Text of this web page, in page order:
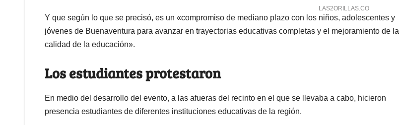
Y que según lo que se precisó, es un «compromiso de mediano plazo con los niños, adolescentes y
jóvenes de Buenaventura para avanzar en trayectorias educativas completas y el mejoramiento de la
calidad de la educación».
Los estudiantes protestaron
En medio del desarrollo del evento, a las afueras del recinto en el que se llevaba a cabo, hicieron
presencia estudiantes de diferentes instituciones educativas de la región.